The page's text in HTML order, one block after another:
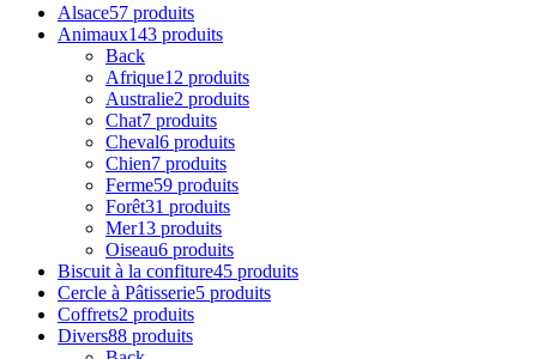
Alsace57 produits
Animaux143 produits
Back
Afrique12 produits
Australie2 produits
Chat7 produits
Cheval6 produits
Chien7 produits
Ferme59 produits
Forêt31 produits
Mer13 produits
Oiseau6 produits
Biscuit à la confiture45 produits
Cercle à Pâtisserie5 produits
Coffrets2 produits
Divers88 produits